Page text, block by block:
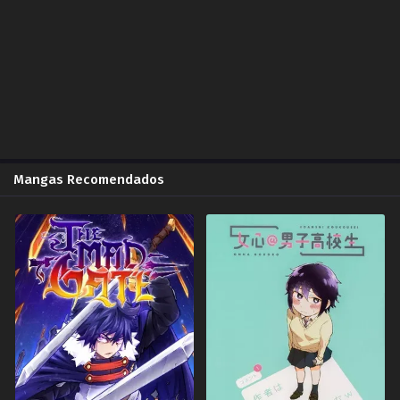
Capítulo 78.00
2023-11-05
Capítulo 77.00
Rashi
2023-11-02
Capítulo 76.00
Imperio De Las Waifus
2023-07-14
Mangas Recomendados